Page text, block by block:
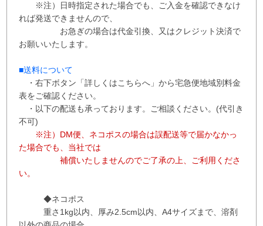
※注）日時指定された場合でも、ご入金を確認できなけ
れば発送できませんので、
お急ぎの場合は代金引換、又はクレジット決済で
お願いいたします。
■送料について
・右下ボタン 「詳しくはこちらへ」から宅急便地域別料金
表をご確認ください。
・以下の配送も承っております。ご相談ください。(代引き
不可)
※注）DM便、ネコポスの場合は誤配送等で届かなかっ
た場合でも、当社では
補償いたしませんのでご了承の上、ご利用くださ
い。
◆ネコポス
重さ1kg以内、
厚み2.5cm以内、A4サイズまで、溶剤